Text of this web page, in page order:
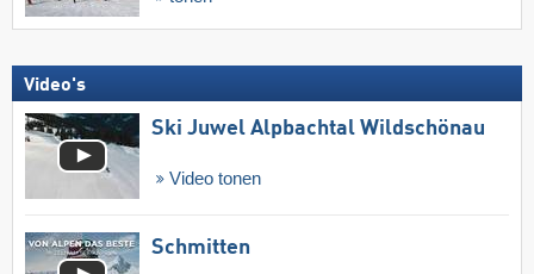
Video's
Ski Juwel Alpbachtal Wildschönau
Video tonen
Schmitten